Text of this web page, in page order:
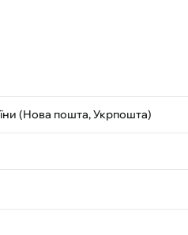
(Нова пошта, Укрпошта)